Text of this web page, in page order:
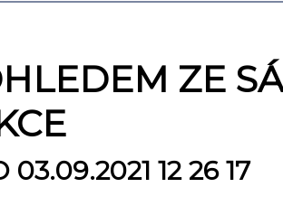
ZE
03.09.2021 12 26 17